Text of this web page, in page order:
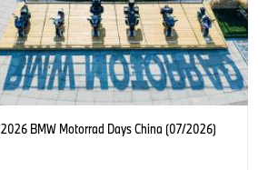
2026 BMW Motorrad Days China (07/2026)